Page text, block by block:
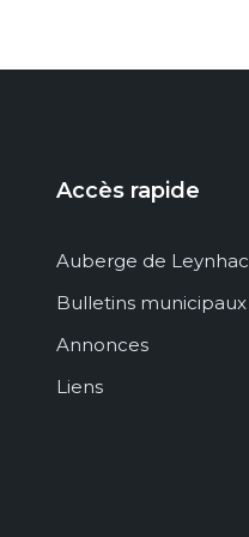
Accès rapide
Auberge de Leynhac
Bulletins municipaux
Annonces
Liens